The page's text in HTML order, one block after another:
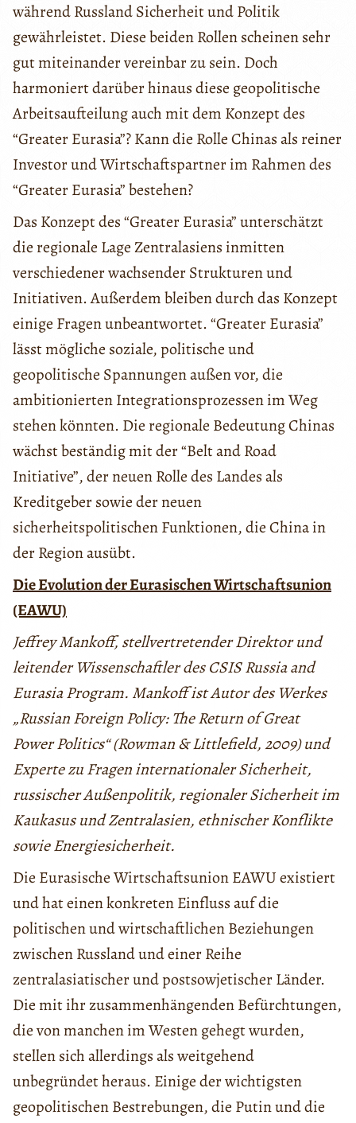
während Russland Sicherheit und Politik
gewährleistet. Diese beiden Rollen scheinen sehr
gut miteinander vereinbar zu sein. Doch
harmoniert darüber hinaus diese geopolitische
Arbeitsaufteilung auch mit dem Konzept des
“Greater Eurasia”? Kann die Rolle Chinas als reiner
Investor und Wirtschaftspartner im Rahmen des
“Greater Eurasia” bestehen?
Das Konzept des “Greater Eurasia” unterschätzt
die regionale Lage Zentralasiens inmitten
verschiedener wachsender Strukturen und
Initiativen. Außerdem bleiben durch das Konzept
einige Fragen unbeantwortet. “Greater Eurasia”
lässt mögliche soziale, politische und
geopolitische Spannungen außen vor, die
ambitionierten Integrationsprozessen im Weg
stehen könnten. Die regionale Bedeutung Chinas
wächst beständig mit der “Belt and Road
Initiative”, der neuen Rolle des Landes als
Kreditgeber sowie der neuen
sicherheitspolitischen Funktionen, die China in
der Region ausübt.
Die Evolution der Eurasischen Wirtschaftsunion
(EAWU)
Jeffrey Mankoff, stellvertretender Direktor und
leitender Wissenschaftler des CSIS Russia and
Eurasia Program. Mankoff ist Autor des Werkes
„Russian Foreign Policy: The Return of Great
Power Politics“ (Rowman & Littlefield, 2009) und
Experte zu Fragen internationaler Sicherheit,
russischer Außenpolitik, regionaler Sicherheit im
Kaukasus und Zentralasien, ethnischer Konflikte
sowie Energiesicherheit.
Die Eurasische Wirtschaftsunion EAWU existiert
und hat einen konkreten Einfluss auf die
politischen und wirtschaftlichen Beziehungen
zwischen Russland und einer Reihe
zentralasiatischer und postsowjetischer Länder.
Die mit ihr zusammenhängenden Befürchtungen,
die von manchen im Westen gehegt wurden,
stellen sich allerdings als weitgehend
unbegründet heraus. Einige der wichtigsten
geopolitischen Bestrebungen, die Putin und die